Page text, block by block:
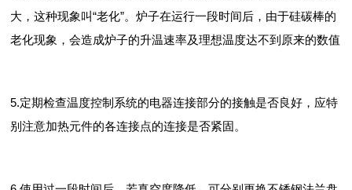
大，这种现象叫“老化”。炉子在运行一段时间后，由于硅碳棒的
老化现象，会造成炉子的升温速率及理想温度达不到原来的数值
5.定期检查温度控制系统的电器连接部分的接触是否良好，应特
别注意加热元件的各连接点的连接是否紧固。